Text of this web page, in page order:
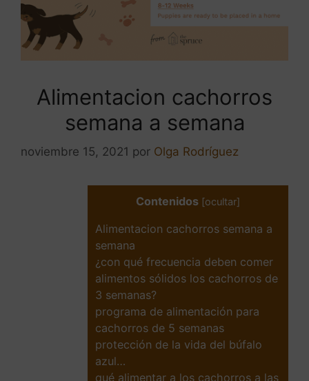
Alimentacion cachorros
semana a semana
noviembre 15, 2021 por Olga Rodríguez
Contenidos [ocultar]
Alimentacion cachorros semana a
semana
¿con qué frecuencia deben comer
alimentos sólidos los cachorros de
3 semanas?
programa de alimentación para
cachorros de 5 semanas
protección de la vida del búfalo
azul…
qué alimentar a los cachorros a las